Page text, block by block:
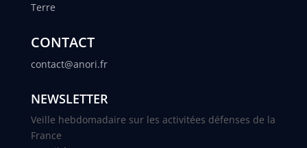
Terre
CONTACT
contact@anori.fr
NEWSLETTER
Veille hebdomadaire sur les activitées défenses de la
France